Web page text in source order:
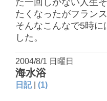
た一回しかない人生
たくなったがフラン
そんなこんなで5時
した。
2004/8/1 日曜日
海水浴
日記| (1)